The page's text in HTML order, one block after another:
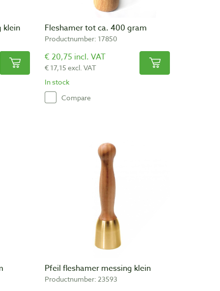
klein Fleshamer tot ca. 400 gram
Productnumber: 17850
€ 20,75 incl. VAT
€ 17,15 excl. VAT
In stock
Compare
Pfeil fleshamer messing klein
Productnumber: 23593